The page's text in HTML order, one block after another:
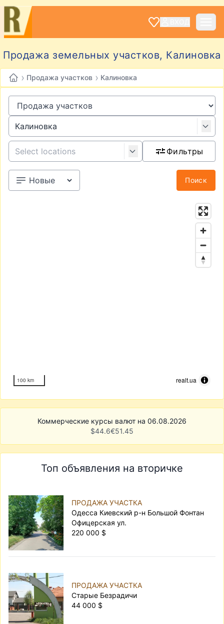
Продажа земельных участков, Калиновка
› Продажа участков › Калиновка
Фильтры
Поиск
100 km realt.ua
Коммерческие курсы валют на 06.08.2026
$44.6€51.45
Топ объявления на вторичке
ПРОДАЖА УЧАСТКА
Одесса Киевский р-н Большой Фонтан
Офицерская ул.
220 000 $
ПРОДАЖА УЧАСТКА
Старые Безрадичи
44 000 $